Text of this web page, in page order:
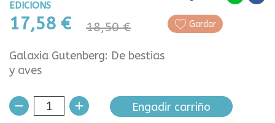
EDICIONS
17,58 € 18,50 € Gardar
Galaxia Gutenberg: De bestias
y aves
Engadir carriño